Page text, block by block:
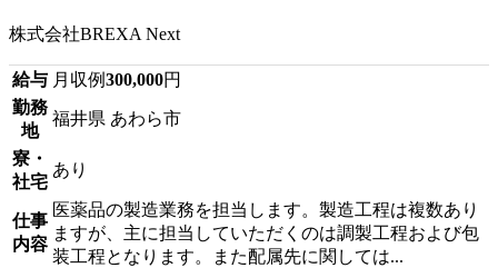
株式会社BREXA Next
給与 月収例300,000円
勤務
地
福井県 あわら市
寮・
社宅
あり
仕事
内容
医薬品の製造業務を担当します。製造工程は複数あり
ますが、主に担当していただくのは調製工程および包
装工程となります。また配属先に関しては...